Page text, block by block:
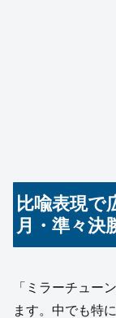
比喩表現で
月・準々決
「ミラーチュー
ます。中でも特